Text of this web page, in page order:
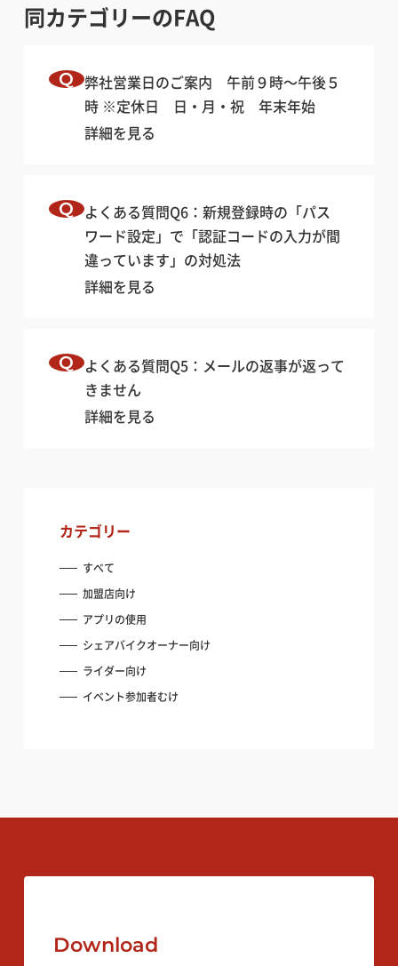
同カテゴリーのFAQ
弊社営業日のご案内 午前９時〜午後５
時 ※定休日 日・月・祝 年末年始
詳細を見る
よくある質問Q6：新規登録時の「パス
ワード設定」で「認証コードの入力が間
違っています」の対処法
詳細を見る
よくある質問Q5：メールの返事が返って
きません
詳細を見る
カテゴリー
すべて
加盟店向け
アプリの使用
シェアバイクオーナー向け
ライダー向け
イベント参加者むけ
Download